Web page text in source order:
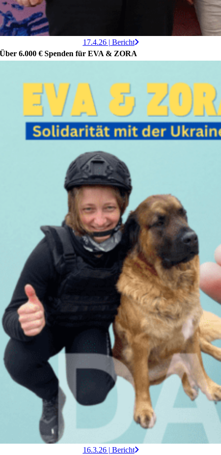
17.4.26 | Bericht
Über 6.000 € Spenden für EVA & ZORA
16.3.26 | Bericht